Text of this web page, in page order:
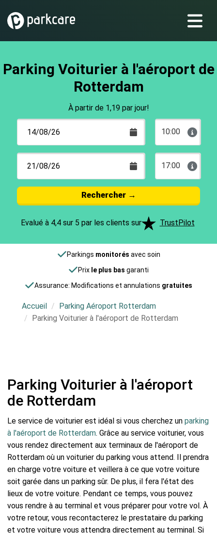
Parking Voiturier à l'aéroport de
Rotterdam
À partir de 1,19 par jour!
10:00
17:00
Rechercher→
Evalué à 4,4 sur 5 par les clients sur TrustPilot
Parkings monitorés avec soin
Prix le plus bas garanti
Assurance: Modifications et annulations gratuites
Accueil
Parking Aéroport Rotterdam
Parking Voiturier à l'aéroport de Rotterdam
Parking Voiturier à l'aéroport
de Rotterdam
Le service de voiturier est idéal si vous cherchez un parking
à l'aéroport de Rotterdam. Grâce au service voiturier, vous
vous rendez directement aux terminaux de l'aéroport de
Rotterdam où un voiturier du parking vous attend. Il prendra
en charge votre voiture et veillera à ce que votre voiture
soit garée dans un parking sûr. De plus, il fera l'état des
lieux de votre voiture. Pendant ce temps, vous pouvez
vous rendre à au terminal et vous préparer pour votre vol. À
votre retour, vous recontacterez le prestataire du parking
et votre voiture vous attendra directement au terminal. Si